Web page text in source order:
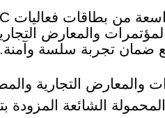
ضمان تجربة سلسة وآمنة.